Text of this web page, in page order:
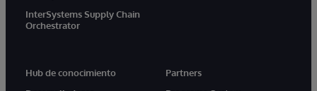
InterSystems Supply Chain
Orchestrator
Hub de conocimiento
Partners